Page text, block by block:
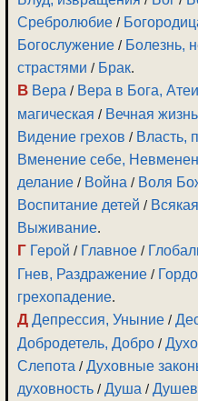
Сребролюбие /
Богослужение / Болезнь,
страстями / Брак.
В Вера / Вера в Бога,
магическая / Вечная
Видение грехов / Власть,
Вменение себе,
делание / Война / Воля
Воспитание детей /
Выживание.
Г Герой / Главное /
Гнев, Раздражение /
грехопадение.
Д Депрессия, Уныние /
Добродетель, Добро /
Слепота /Духовные
духовность /Душа /